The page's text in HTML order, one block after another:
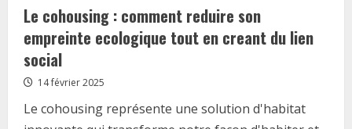
Le cohousing : comment reduire son
empreinte ecologique tout en creant du lien
social
14 février 2025
Le cohousing représente une solution d'habitat